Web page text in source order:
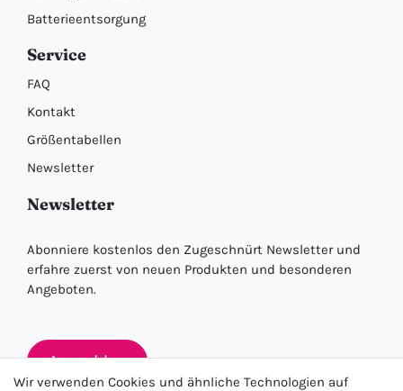
Batterieentsorgung
Service
FAQ
Kontakt
Größentabellen
Newsletter
Newsletter
Abonniere kostenlos den Zugeschnürt Newsletter und
erfahre zuerst von neuen Produkten und besonderen
Angeboten.
Anmelden
Wir verwenden Cookies und ähnliche Technologien auf